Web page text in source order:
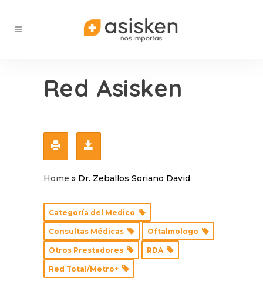
Red Asisken
Home » Dr. Zeballos Soriano David
Categoría del Medico
Consultas Médicas Oftalmologo
Otros Prestadores RDA
Red Total/Metro+